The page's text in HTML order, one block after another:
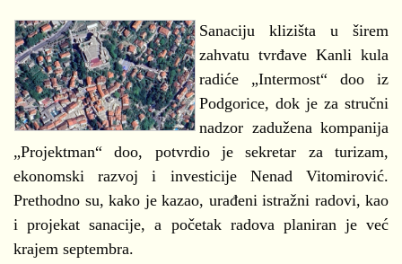
Sanaciju klizišta u širem
zahvatu tvrđave Kanli kula
radiće „Intermost“ doo iz
Podgorice, dok je za stručni
nadzor zadužena kompanija
„Projektman“ doo, potvrdio je sekretar za turizam,
ekonomski razvoj i investicije Nenad Vitomirović.
Prethodno su, kako je kazao, urađeni istražni radovi, kao
i projekat sanacije, a početak radova planiran je već
krajem septembra.